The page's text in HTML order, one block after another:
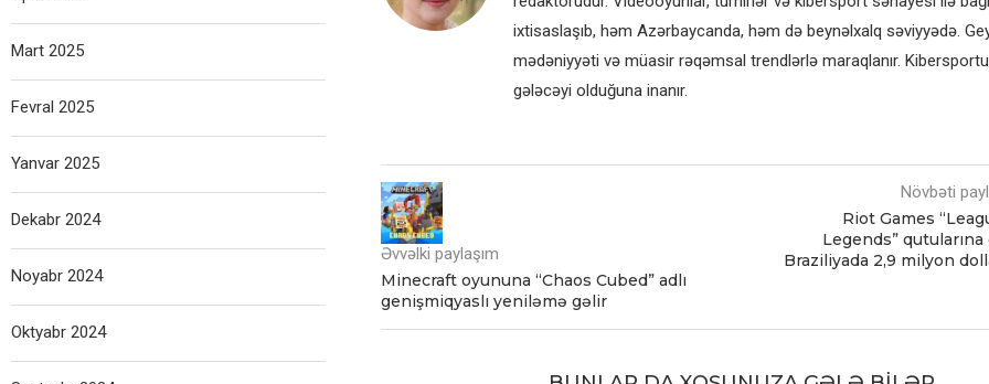
ixtisaslaşıb, həm Azərbaycanda, həm də beynəlxalq səviyyədə.
mədəniyyəti və müasir rəqəmsal trendlərlə maraqlanır.
gələcəyi olduğuna inanır.
Əvvəlki paylaşım
Minecraft oyununa “Chaos Cubed” adlı
genişmiqyaslı yeniləmə gəlir
Növbəti
Riot Games
Legends” qutularına
Braziliyada 2,9 milyon
Mart 2025
Fevral 2025
Yanvar 2025
Dekabr 2024
Noyabr 2024
Oktyabr 2024